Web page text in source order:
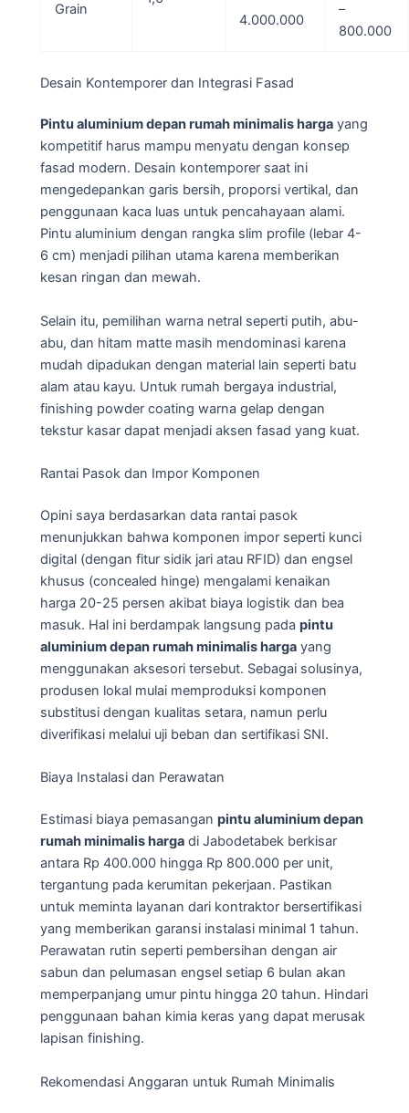
Grain
4.000.000
–
800.000
Desain Kontemporer dan Integrasi Fasad
Pintu aluminium depan rumah minimalis harga yang
kompetitif harus mampu menyatu dengan konsep
fasad modern. Desain kontemporer saat ini
mengedepankan garis bersih, proporsi vertikal, dan
penggunaan kaca luas untuk pencahayaan alami.
Pintu aluminium dengan rangka slim profile (lebar 4-
6 cm) menjadi pilihan utama karena memberikan
kesan ringan dan mewah.
Selain itu, pemilihan warna netral seperti putih, abu-
abu, dan hitam matte masih mendominasi karena
mudah dipadukan dengan material lain seperti batu
alam atau kayu. Untuk rumah bergaya industrial,
finishing powder coating warna gelap dengan
tekstur kasar dapat menjadi aksen fasad yang kuat.
Rantai Pasok dan Impor Komponen
Opini saya berdasarkan data rantai pasok
menunjukkan bahwa komponen impor seperti kunci
digital (dengan fitur sidik jari atau RFID) dan engsel
khusus (concealed hinge) mengalami kenaikan
harga 20-25 persen akibat biaya logistik dan bea
masuk. Hal ini berdampak langsung pada pintu
aluminium depan rumah minimalis harga yang
menggunakan aksesori tersebut. Sebagai solusinya,
produsen lokal mulai memproduksi komponen
substitusi dengan kualitas setara, namun perlu
diverifikasi melalui uji beban dan sertifikasi SNI.
Biaya Instalasi dan Perawatan
Estimasi biaya pemasangan pintu aluminium depan
rumah minimalis harga di Jabodetabek berkisar
antara Rp 400.000 hingga Rp 800.000 per unit,
tergantung pada kerumitan pekerjaan. Pastikan
untuk meminta layanan dari kontraktor bersertifikasi
yang memberikan garansi instalasi minimal 1 tahun.
Perawatan rutin seperti pembersihan dengan air
sabun dan pelumasan engsel setiap 6 bulan akan
memperpanjang umur pintu hingga 20 tahun. Hindari
penggunaan bahan kimia keras yang dapat merusak
lapisan finishing.
Rekomendasi Anggaran untuk Rumah Minimalis